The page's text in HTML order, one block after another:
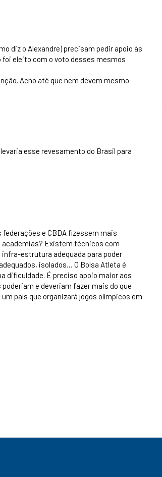
diz o Alexandre) precisam pedir apoio às
foi eleito com o voto desses mesmos
Acho até que nem devem mesmo.
esse revesamento do Brasil para
e CBDA fizessem mais
Existem técnicos com
estrutura adequada para poder
isolados… O Bolsa Atleta é
dificuldade. É preciso apoio maior aos
e deveriam fazer mais do que
país que organizará jogos olímpicos em